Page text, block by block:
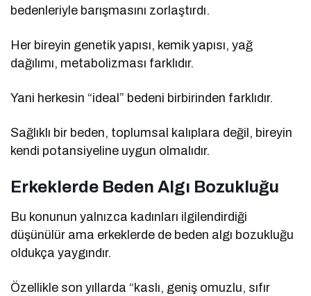
bedenleriyle barışmasını zorlaştırdı.
Her bireyin genetik yapısı, kemik yapısı, yağ
dağılımı, metabolizması farklıdır.
Yani herkesin “ideal” bedeni birbirinden farklıdır.
Sağlıklı bir beden, toplumsal kalıplara değil, bireyin
kendi potansiyeline uygun olmalıdır.
Erkeklerde Beden Algı Bozukluğu
Bu konunun yalnızca kadınları ilgilendirdiği
düşünülür ama erkeklerde de beden algı bozukluğu
oldukça yaygındır.
Özellikle son yıllarda “kaslı, geniş omuzlu, sıfır